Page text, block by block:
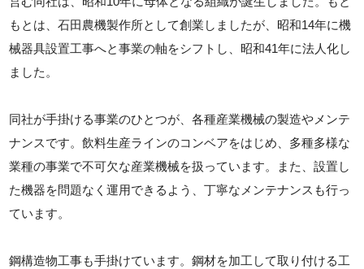
もとは、石田農機製作所として創業しましたが、昭和14年に機
械器具設置工事へと事業の軸をシフトし、昭和41年に法人化し
ました。
同社が手掛ける事業のひとつが、各種産業機械の製造やメンテ
ナンスです。飲料生産ラインのコンベアをはじめ、多種多様な
業種の事業で不可欠な産業機械を扱っています。また、設置し
た機器を問題なく運用できるよう、丁寧なメンテナンスも行っ
ています。
鋼構造物工事も手掛けています。鋼材を加工して取り付ける工